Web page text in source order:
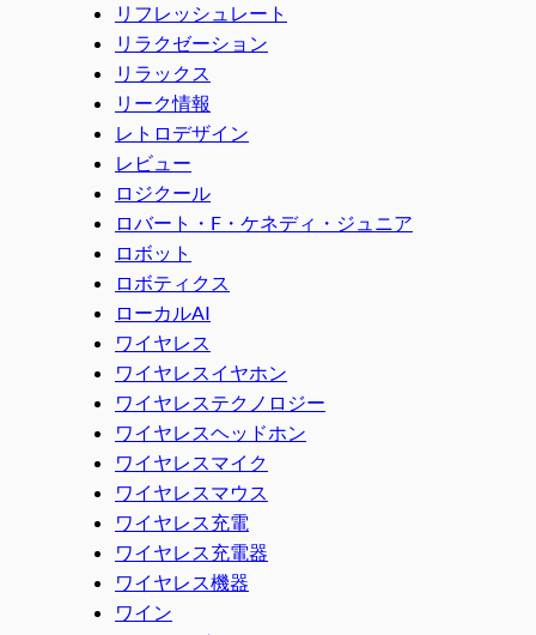
リフレッシュレート
リラクゼーション
リラックス
リーク情報
レトロデザイン
レビュー
ロジクール
ロバート・F・ケネディ・ジュニア
ロボット
ロボティクス
ローカルAI
ワイヤレス
ワイヤレスイヤホン
ワイヤレステクノロジー
ワイヤレスヘッドホン
ワイヤレスマイク
ワイヤレスマウス
ワイヤレス充電
ワイヤレス充電器
ワイヤレス機器
ワイン